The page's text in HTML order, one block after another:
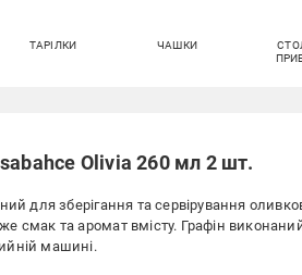
ТАРІЛКИ ЧАШКИ
Olivia 260 мл 2 шт.
для зберігання та сервірування
смак та аромат вмісту. Графін
машині.